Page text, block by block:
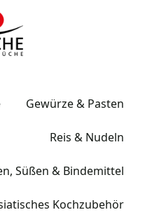
Gewürze & Pasten
Reis & Nudeln
Süßen & Bindemittel
Kochzubehör